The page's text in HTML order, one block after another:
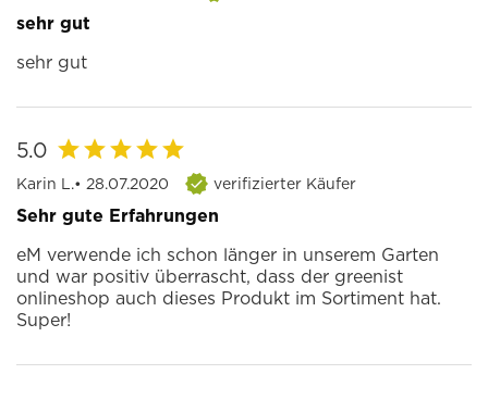
sehr gut
sehr gut
5.0
Karin L.• 28.07.2020 verifizierter Käufer
Sehr gute Erfahrungen
eM verwende ich schon länger in unserem Garten
und war positiv überrascht, dass der greenist
onlineshop auch dieses Produkt im Sortiment hat.
Super!